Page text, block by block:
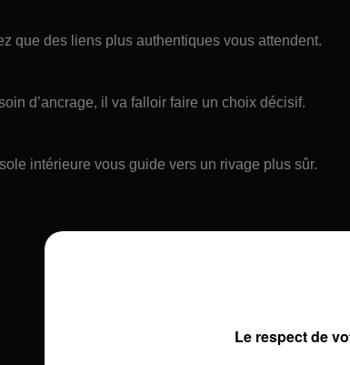
que des liens plus authentiques vous attendent.
d’ancrage, il va falloir faire un choix décisif.
intérieure vous guide vers un rivage plus sûr.
Le respect de